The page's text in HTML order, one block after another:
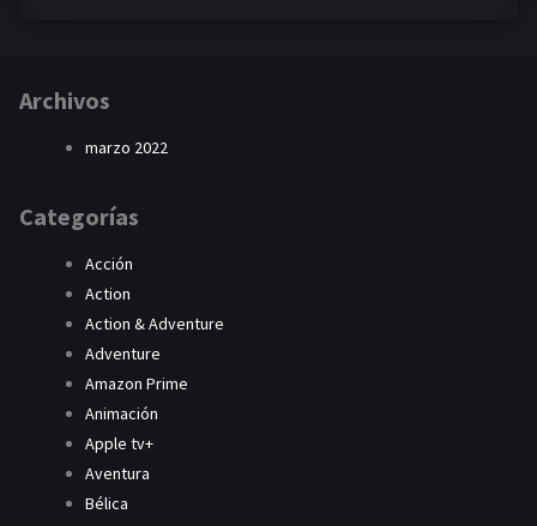
Archivos
marzo 2022
Categorías
Acción
Action
Action & Adventure
Adventure
Amazon Prime
Animación
Apple tv+
Aventura
Bélica